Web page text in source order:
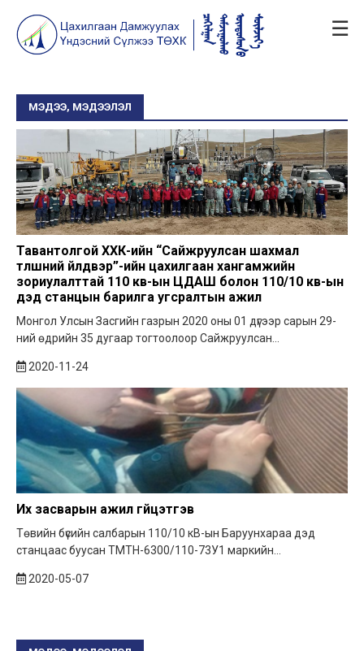
☰
МЭДЭЭ, МЭДЭЭЛЭЛ
Тавантолгой ХХК-ийн “Сайжруулсан шахмал
түлшний үйлдвэр”-ийн цахилгаан хангамжийн
зориулалттай 110 кв-ын ЦДАШ болон 110/10 кв-ын
дэд станцын барилга угсралтын ажил
Монгол Улсын Засгийн газрын 2020 оны 01 дүгээр сарын 29-
ний өдрийн 35 дугаар тогтоолоор Сайжруулсан...
2020-11-24
Их засварын ажил гүйцэтгэв
Төвийн бүсийн салбарын 110/10 кВ-ын Баруунхараа дэд
станцаас буусан ТМТН-6300/110-73У1 маркийн...
2020-05-07